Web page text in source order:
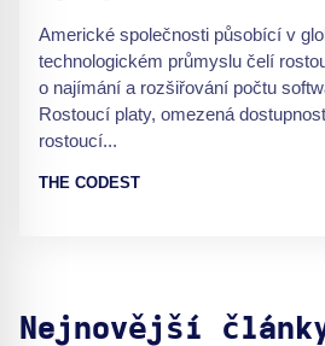
Americké společnosti působící v
technologickém průmyslu čelí
o najímání a rozšiřování počtu
Rostoucí platy, omezená
rostoucí...
THE CODEST
Nejnovější